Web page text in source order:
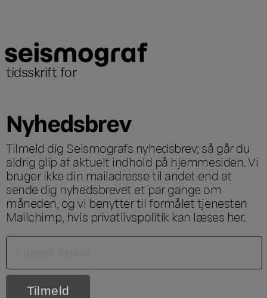
tidsskrift for...
Nyhedsbrev
Tilmeld dig Seismografs nyhedsbrev; så går du
aldrig glip af aktuelt indhold på hjemmesiden. Vi
bruger ikke din mailadresse til andet end at
sende dig nyhedsbrevet et par gange om
måneden, og vi benytter til formålet tjenesten
Mailchimp, hvis privatlivspolitik kan læses her.